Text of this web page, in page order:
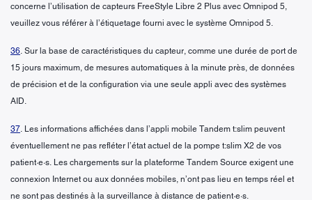
concerne l’utilisation de capteurs FreeStyle Libre 2 Plus avec Omnipod 5,
veuillez vous référer à l’étiquetage fourni avec le système Omnipod 5.
36. Sur la base de caractéristiques du capteur, comme une durée de port de
15 jours maximum, de mesures automatiques à la minute près, de données
de précision et de la configuration via une seule appli avec des systèmes
AID.
37. Les informations affichées dans l’appli mobile Tandem t:slim peuvent
éventuellement ne pas refléter l’état actuel de la pompe t:slim X2 de vos
patient·e·s. Les chargements sur la plateforme Tandem Source exigent une
connexion Internet ou aux données mobiles, n’ont pas lieu en temps réel et
ne sont pas destinés à la surveillance à distance de patient·e·s.